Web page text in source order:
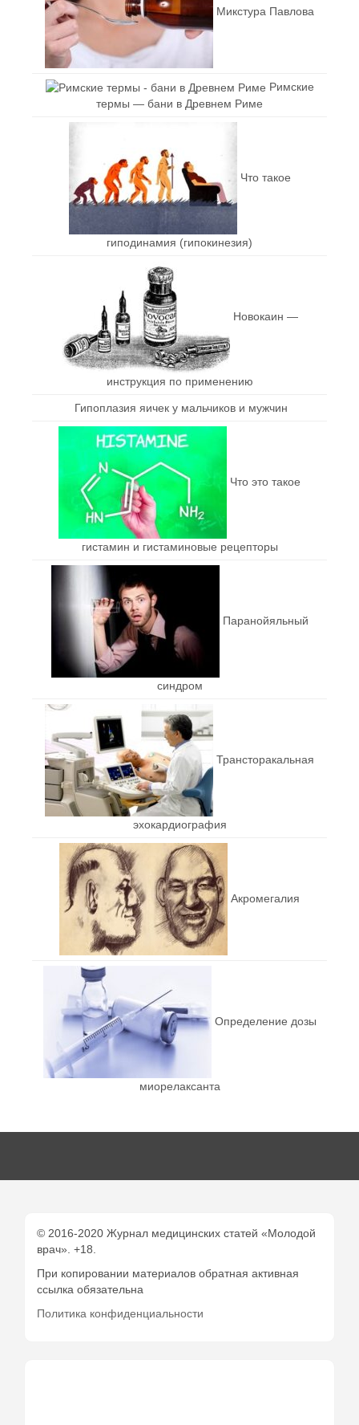
Микстура Павлова
Римские
термы — бани в Древнем Риме
Что такое
гиподинамия (гипокинезия)
Новокаин —
инструкция по применению
Гипоплазия яичек у мальчиков и мужчин
Что это такое
гистамин и гистаминовые рецепторы
Паранойяльный
синдром
Трансторакальная
эхокардиография
Акромегалия
Определение дозы
миорелаксанта
© 2016-2020 Журнал медицинских статей «Молодой
врач». +18.
При копировании материалов обратная активная
ссылка обязательна
Политика конфиденциальности